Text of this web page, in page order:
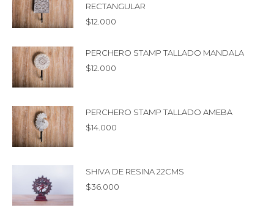
RECTANGULAR
$12.000
PERCHERO STAMP TALLADO MANDALA
$12.000
PERCHERO STAMP TALLADO AMEBA
$14.000
SHIVA DE RESINA 22CMS
$36.000